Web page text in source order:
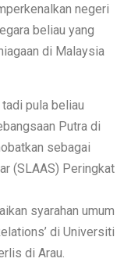
negeri
beliau yang
di Malaysia
pula beliau
Putra di
sebagai
(SLAAS) Peringkat
syarahan umum
di Universiti
di Arau.